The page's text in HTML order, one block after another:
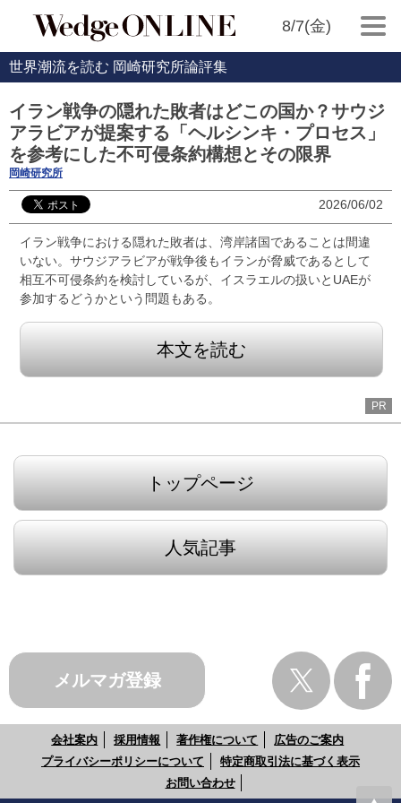
8/7(金)
世界潮流を読む 岡崎研究所論評集
イラン戦争の隠れた敗者はどこの国か？サウジ
アラビアが提案する「ヘルシンキ・プロセス」
を参考にした不可侵条約構想とその限界
岡崎研究所
2026/06/02
イラン戦争における隠れた敗者は、湾岸諸国であることは間違
いない。サウジアラビアが戦争後もイランが脅威であるとして
相互不可侵条約を検討しているが、イスラエルの扱いとUAEが
参加するどうかという問題もある。
本文を読む
PR
トップページ
人気記事
メルマガ登録
会社案内 採用情報 著作権について
広告のご案内
プライバシーポリシーについて
特定商取引法に基づく表示
お問い合わせ